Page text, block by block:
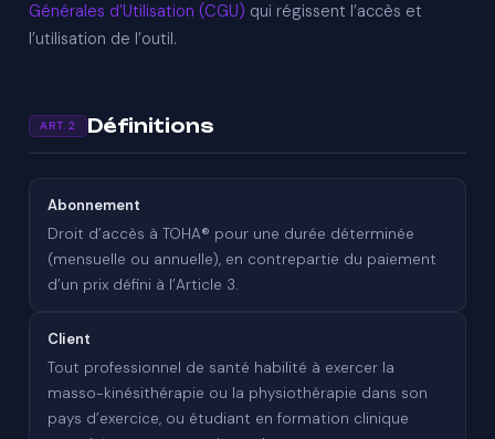
Générales d’Utilisation (CGU) qui régissent l’accès et
l’utilisation de l’outil.
ART. 2 Définitions
Abonnement
Droit d’accès à TOHA® pour une durée déterminée
(mensuelle ou annuelle), en contrepartie du paiement
d’un prix défini à l’Article 3.
Client
Tout professionnel de santé habilité à exercer la
masso-kinésithérapie ou la physiothérapie dans son
pays d’exercice, ou étudiant en formation clinique